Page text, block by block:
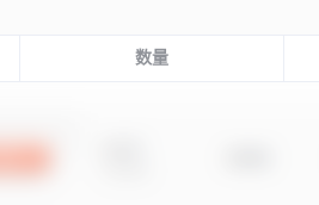
数量